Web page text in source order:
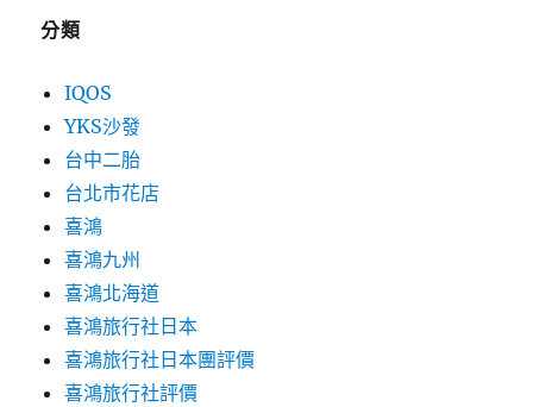
分類
IQOS
YKS沙發
台中二胎
台北市花店
喜鴻
喜鴻九州
喜鴻北海道
喜鴻旅行社日本
喜鴻旅行社日本團評價
喜鴻旅行社評價